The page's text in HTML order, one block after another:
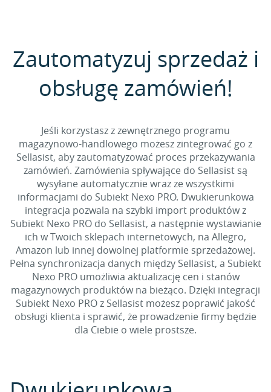
Zautomatyzuj sprzedaż i
obsługę zamówień!
Jeśli korzystasz z zewnętrznego programu
magazynowo-handlowego możesz zintegrować go z
Sellasist, aby zautomatyzować proces przekazywania
zamówień. Zamówienia spływające do Sellasist są
wysyłane automatycznie wraz ze wszystkimi
informacjami do Subiekt Nexo PRO. Dwukierunkowa
integracja pozwala na szybki import produktów z
Subiekt Nexo PRO do Sellasist, a następnie wystawianie
ich w Twoich sklepach internetowych, na Allegro,
Amazon lub innej dowolnej platformie sprzedażowej.
Pełna synchronizacja danych między Sellasist, a Subiekt
Nexo PRO umożliwia aktualizację cen i stanów
magazynowych produktów na bieżąco. Dzięki integracji
Subiekt Nexo PRO z Sellasist możesz poprawić jakość
obsługi klienta i sprawić, że prowadzenie firmy będzie
dla Ciebie o wiele prostsze.